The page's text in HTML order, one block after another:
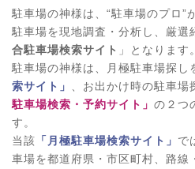
駐車場の神様は、“駐車場のプロ”
駐車場を現地調査・分析し、厳選
合駐車場検索サイト 」となります。
駐車場の神様は、月極駐車場探し
索サイト」
、お出かけ時の駐車場
駐車場検索・予約サイト」 の２つ
す。
当該 「月極駐車場検索サイト」 で
車場を都道府県・市区町村、路線